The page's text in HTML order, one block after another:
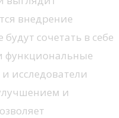
внедрение
сочетать в себе
функциональные
исследователи
и